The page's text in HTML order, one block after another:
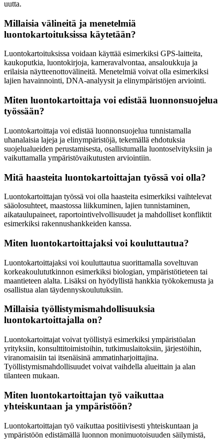
uutta.
Millaisia välineitä ja menetelmiä
luontokartoituksissa käytetään?
Luontokartoituksissa voidaan käyttää esimerkiksi GPS-laitteita,
kaukoputkia, luontokirjoja, kameravalvontaa, ansaloukkuja ja
erilaisia näytteenottovälineitä. Menetelmiä voivat olla esimerkiksi
lajien havainnointi, DNA-analyysit ja elinympäristöjen arviointi.
Miten luontokartoittaja voi edistää luonnonsuojelua
työssään?
Luontokartoittaja voi edistää luonnonsuojelua tunnistamalla
uhanalaisia lajeja ja elinympäristöjä, tekemällä ehdotuksia
suojelualueiden perustamisesta, osallistumalla luontoselvityksiin ja
vaikuttamalla ympäristövaikutusten arviointiin.
Mitä haasteita luontokartoittajan työssä voi olla?
Luontokartoittajan työssä voi olla haasteita esimerkiksi vaihtelevat
sääolosuhteet, maastossa liikkuminen, lajien tunnistaminen,
aikataulupaineet, raportointivelvollisuudet ja mahdolliset konfliktit
esimerkiksi rakennushankkeiden kanssa.
Miten luontokartoittajaksi voi kouluttautua?
Luontokartoittajaksi voi kouluttautua suorittamalla soveltuvan
korkeakoulututkinnon esimerkiksi biologian, ympäristötieteen tai
maantieteen alalta. Lisäksi on hyödyllistä hankkia työkokemusta ja
osallistua alan täydennyskoulutuksiin.
Millaisia työllistymismahdollisuuksia
luontokartoittajalla on?
Luontokartoittajat voivat työllistyä esimerkiksi ympäristöalan
yrityksiin, konsulttitoimistoihin, tutkimuslaitoksiin, järjestöihin,
viranomaisiin tai itsenäisinä ammatinharjoittajina.
Työllistymismahdollisuudet voivat vaihdella alueittain ja alan
tilanteen mukaan.
Miten luontokartoittajan työ vaikuttaa
yhteiskuntaan ja ympäristöön?
Luontokartoittajan työ vaikuttaa positiivisesti yhteiskuntaan ja
ympäristöön edistämällä luonnon monimuotoisuuden säilymistä,